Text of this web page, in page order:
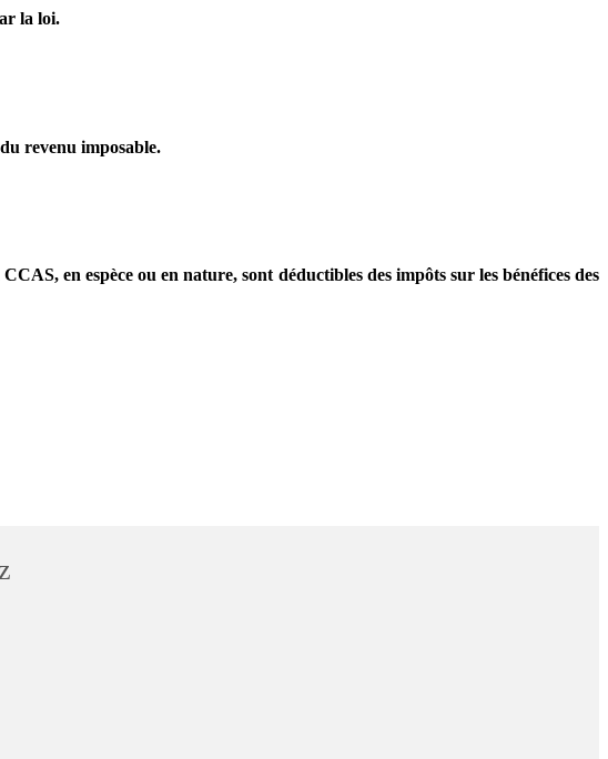
la loi.
revenu imposable.
en espèce ou en nature, sont déductibles des impôts sur les bénéfices des